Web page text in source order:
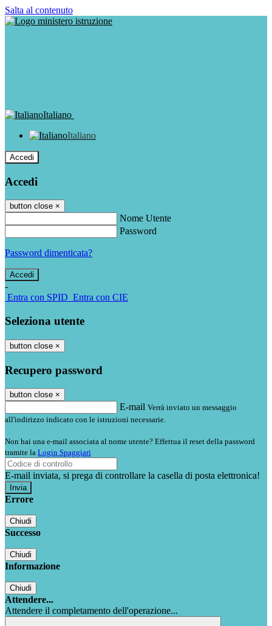
Salta al contenuto
Italiano
Italiano
Accedi
Accedi
button close ×
Nome Utente
Password
Password dimenticata?
-
Entra con SPID Entra con CIE
Seleziona utente
button close ×
Recupero password
button close ×
E-mail Verrà inviato un messaggio
all'indirizzo indicato con le istruzioni necessarie.
Non hai una e-mail associata al nome utente? Effettua il reset della password
tramite la Login Spaggiari
E-mail inviata, si prega di controllare la casella di posta elettronica!
Errore
Chiudi
Successo
Chiudi
Informazione
Chiudi
Attendere...
Attendere il completamento dell'operazione...